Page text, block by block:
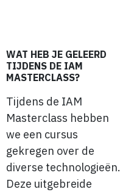
WAT HEB JE GELEERD
TIJDENS DE IAM
MASTERCLASS?
Tijdens de IAM
Masterclass hebben
we een cursus
gekregen over de
diverse technologieën.
Deze uitgebreide